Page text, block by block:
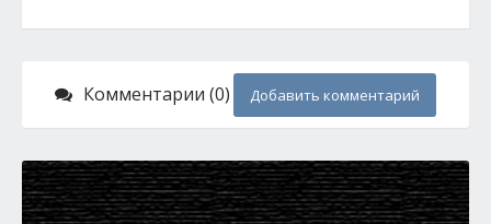
Комментарии (0) Добавить комментарий